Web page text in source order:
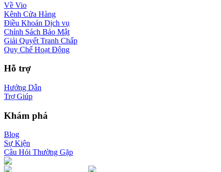
Về Vio
Kênh Cửa Hàng
Điều Khoản Dịch vụ
Chính Sách Bảo Mật
Giải Quyết Tranh Chấp
Quy Chế Hoạt Động
Hỗ trợ
Hướng Dẫn
Trợ Giúp
Khám phá
Blog
Sự Kiện
Câu Hỏi Thường Gặp